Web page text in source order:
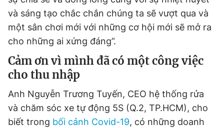
và sáng tạo chắc chắn chúng ta sẽ vượt qua và
một sân chơi mới với những cơ hội mới sẽ mở ra
cho những ai xứng đáng”.
Cảm ơn vì mình đã có một công việc
cho thu nhập
Anh Nguyễn Trương Tuyến, CEO hệ thống rửa
và chăm sóc xe tự động 5S (Q.2, TP.HCM), cho
biết trong bối cảnh Covid-19, có những doanh